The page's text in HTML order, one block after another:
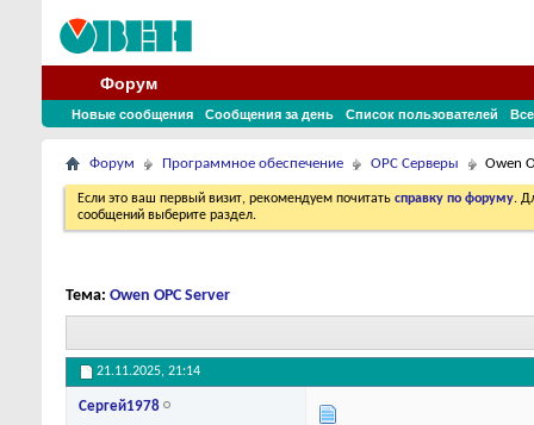
Форум
Новые сообщения Сообщения за день Список пользователей
Форум Программное обеспечение OPC Серверы Owen
Если это ваш первый визит, рекомендуем почитать справку по форуму.
сообщений выберите раздел.
Тема: Owen OPC Server
21.11.2025, 21:14
Сергей1978